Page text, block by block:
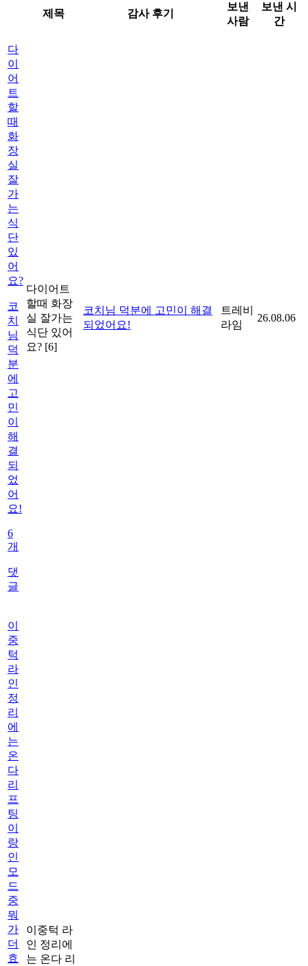
제목 감사 후기
보낸
사람
보낸 시
간
다
이
어
트
할
때
화
장
실
잘
가
는
식
단
있
어
요?
코
치
님
덕
분
에
고
민
이
해
결
되
었
어
요!
6
개
댓
글
다이어트
할때 화장
실 잘가는
식단 있어
요? [6]
코치님 덕분에 고민이 해결
되었어요!
트레비
라임
26.08.06
이
중
턱
라
인
정
리
에
는
온
다
리
프
팅
이
랑
인
모
드
중
뭐
가
더
효
이중턱 라
인 정리에
는 온다 리